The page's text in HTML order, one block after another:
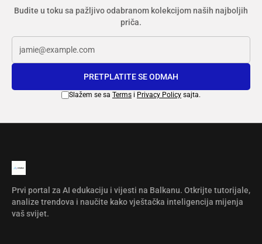
Budite u toku sa pažljivo odabranom kolekcijom naših najboljih
priča.
PRETPLATITE SE ODMAH
Slažem se sa Terms i Privacy Policy sajta.
Prvi portal za AI edukaciju i vijesti na Balkanu. Otkrijte tutorijale,
analize trendova i naučite kako vještačka inteligencija mijenja
vaš svijet.